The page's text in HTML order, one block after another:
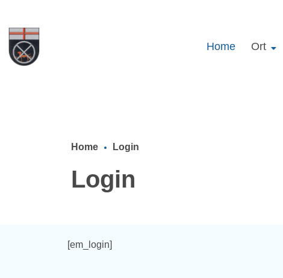
Home Ort
Home Login
Login
[em_login]